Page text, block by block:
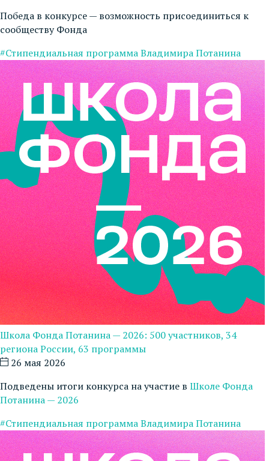
Победа в конкурсе — возможность присоединиться к
сообществу Фонда
#Стипендиальная программа Владимира Потанина
Школа Фонда Потанина — 2026: 500 участников, 34
региона России, 63 программы
26 мая 2026
Подведены итоги конкурса на участие в Школе Фонда
Потанина — 2026
#Стипендиальная программа Владимира Потанина